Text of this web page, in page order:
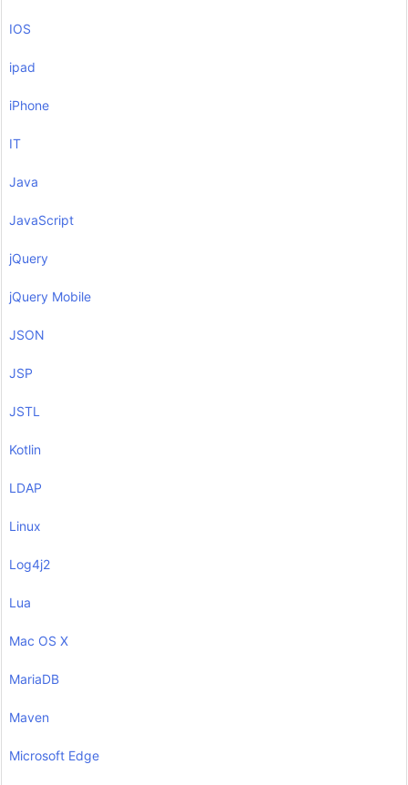
IOS
ipad
iPhone
IT
Java
JavaScript
jQuery
jQuery Mobile
JSON
JSP
JSTL
Kotlin
LDAP
Linux
Log4j2
Lua
Mac OS X
MariaDB
Maven
Microsoft Edge